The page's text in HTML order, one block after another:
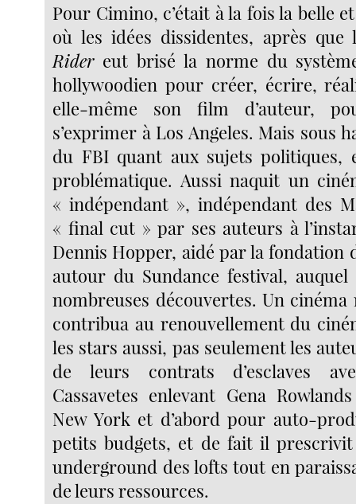
Pour Cimino, c’était à la fois la belle
où les idées dissidentes, après que
Ridereut brisé la norme du
hollywoodien pour créer, écrire,
elle-même son film d’auteur,
s’exprimer à Los Angeles. Mais sous
du FBI quant aux sujets politiques,
problématique. Aussi naquit un
« indépendant », indépendant des
« final cut » par ses auteurs à
Dennis Hopper, aidé par la fondation
autour du Sundance festival,
nombreuses découvertes. Un
contribua au renouvellement du
les stars aussi, pas seulement les
de leurs contrats d’esclaves
Cassavetes enlevant Gena
New York et d’abord pour auto-
petits budgets, et de fait il prescrivit
underground des lofts tout en
de leurs ressources.